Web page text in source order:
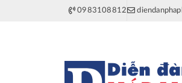
0983108812